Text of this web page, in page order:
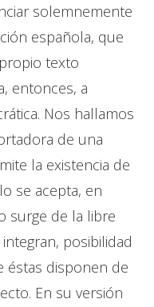
solemnemente
española, que
texto
entonces, a
Nos hallamos
de una
la existencia de
se acepta, en
surge de la libre
posibilidad
éstas disponen de
En su versión